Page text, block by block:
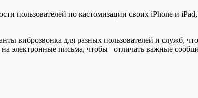
пользователей по кастомизации своих iPhone и
виброзвонка для разных пользователей и служб,
электронные письма, чтобы отличать важные